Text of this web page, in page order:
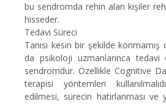
bu sendromda rehin alan kişiler
hisseder.
Tedavi Süreci
Tanısı kesin bir şekilde
da psikoloji uzmanlarınca
sendromdur. Özellikle Cognitive
terapisi yöntemleri
edilmesi, sürecin hatırlanması ve